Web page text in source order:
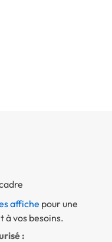
affiche pour une
vos besoins.
: